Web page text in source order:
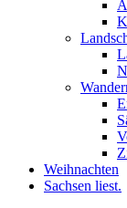
Weihnachten
Sachsen liest.